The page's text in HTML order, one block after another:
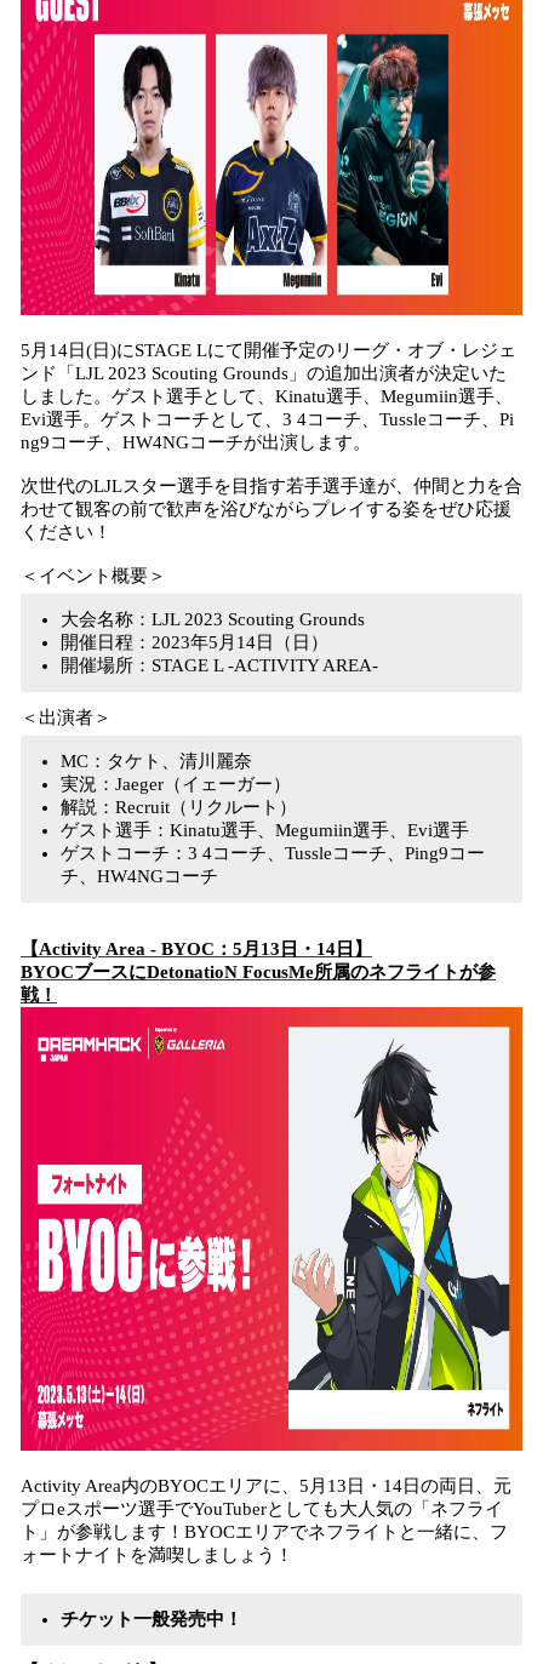
5月14日(日)にSTAGE Lにて開催予定のリーグ・オブ・レジェ
ンド「LJL 2023 Scouting Grounds」の追加出演者が決定いた
しました。ゲスト選手として、Kinatu選手、Megumiin選手、
Evi選手。ゲストコーチとして、3 4コーチ、Tussleコーチ、Pi
ng9コーチ、HW4NGコーチが出演します。
次世代のLJLスター選手を目指す若手選手達が、仲間と力を合
わせて観客の前で歓声を浴びながらプレイする姿をぜひ応援
ください！
＜イベント概要＞
大会名称：LJL 2023 Scouting Grounds
開催日程：2023年5月14日（日）
開催場所：STAGE L -ACTIVITY AREA-
＜出演者＞
MC：タケト、清川麗奈
実況：Jaeger（イェーガー）
解説：Recruit（リクルート）
ゲスト選手：Kinatu選手、Megumiin選手、Evi選手
ゲストコーチ：3 4コーチ、Tussleコーチ、Ping9コー
チ、HW4NGコーチ
【Activity Area - BYOC：5月13日・14日】
BYOCブースにDetonatioN FocusMe所属のネフライトが参
戦！
Activity Area内のBYOCエリアに、5月13日・14日の両日、元
プロeスポーツ選手でYouTuberとしても大人気の「ネフライ
ト」が参戦します！BYOCエリアでネフライトと一緒に、フ
ォートナイトを満喫しましょう！
チケット一般発売中！